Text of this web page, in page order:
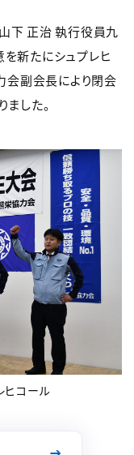
下 正治 執行役員九
新たにシュプレヒ
会副会長により閉会
した。
ヒコール